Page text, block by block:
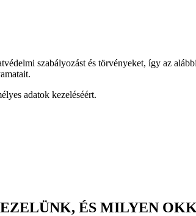
szabályozást és törvényeket, így az
adatok kezeléséért.
ÉS MILYEN